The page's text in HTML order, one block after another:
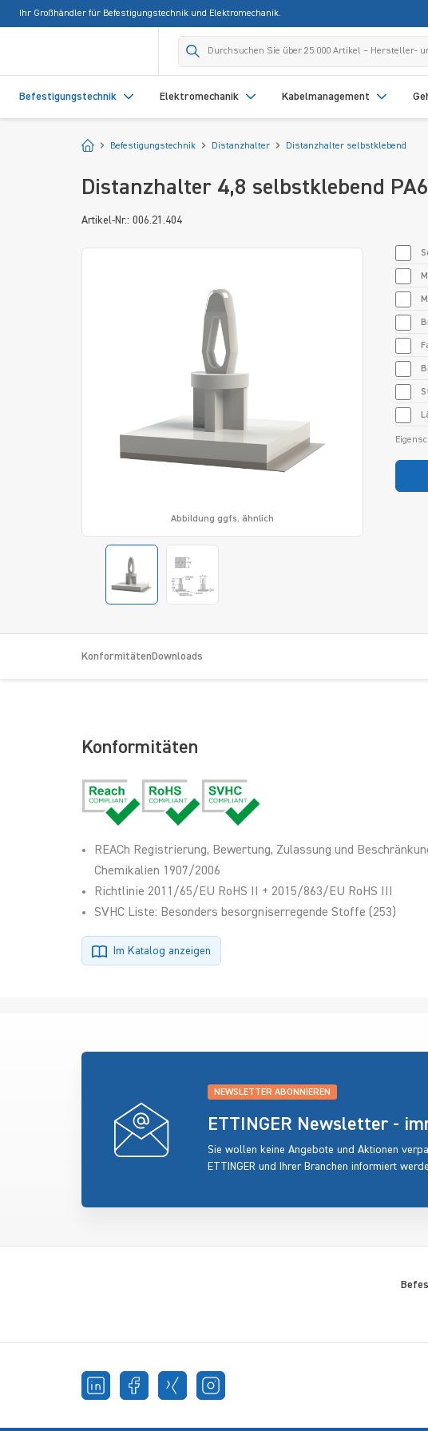
Zur Hauptnavigation springen
Ihr Großhändler für Befestigungstechnik und Elektromechanik.
Befestigungstechnik Elektromechanik Kabelmanagement
Startseite
Befestigungstechnik Distanzhalter Distanzhalter selbstklebend
Distanzhalter 4,8 selbstklebend
Artikel-Nr.: 006.21.404
Abbildung ggfs. ähnlich
Konformitäten Downloads
Konformitäten
REACh Registrierung, Bewertung, Zulassung und
Chemikalien 1907/2006
Richtlinie 2011/65/EU RoHS II + 2015/863/EU RoHS III
SVHC Liste: Besonders besorgniserregende Stoffe (253)
Im Katalog anzeigen
NEWSLETTER ABONNIEREN
ETTINGER Newsletter -
Sie wollen keine Angebote und Aktionen
ETTINGER und Ihrer Branchen informiert